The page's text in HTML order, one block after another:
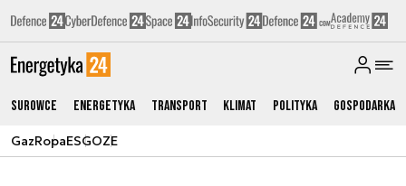
Surowce Energetyka Transport Klimat Polityka Gospodarka
GazRopaESGOZE